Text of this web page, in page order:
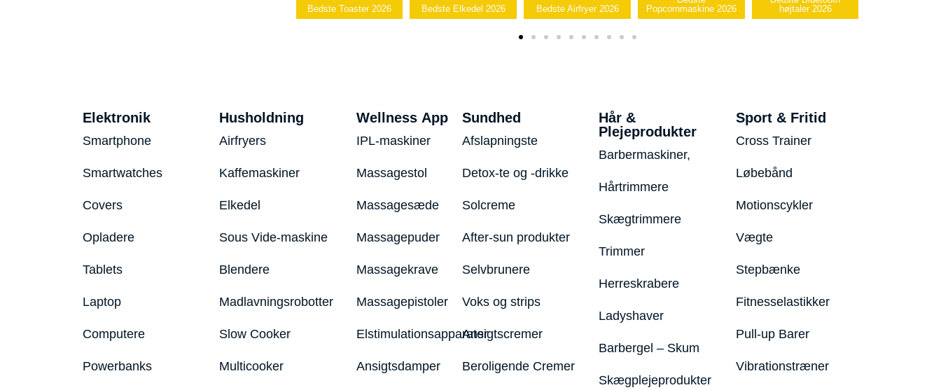
Bedste Toaster 2026 Bedste Elkedel 2026 Bedste Airfryer 2026
Popcornmaskine 2026
højtaler 2026
varmepude 2026
Elektronik
Smartphone
Smartwatches
Covers
Opladere
Tablets
Laptop
Computere
Powerbanks
Husholdning
Airfryers
Kaffemaskiner
Elkedel
Sous Vide-maskine
Blendere
Madlavningsrobotter
Slow Cooker
Multicooker
Wellness App
IPL-maskiner
Massagestol
Massagesæde
Massagepuder
Massagekrave
Massagepistoler
Elstimulationsapparater
Ansigtsdamper
Sundhed
Afslapningste
Detox-te og -drikke
Solcreme
After-sun produkter
Selvbrunere
Voks og strips
Ansigtscremer
Beroligende Cremer
Hår &
Plejeprodukter
Barbermaskiner,
Hårtrimmere
Skægtrimmere
Trimmer
Herreskrabere
Ladyshaver
Barbergel – Skum
Skægplejeprodukter
Sport & Fritid
Cross Trainer
Løbebånd
Motionscykler
Vægte
Stepbænke
Fitnesselastikker
Pull-up Barer
Vibrationstræner